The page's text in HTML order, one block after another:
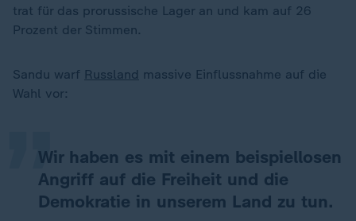
trat für das prorussische Lager an und kam auf 26
Prozent der Stimmen.
Sandu warf Russland massive Einflussnahme auf die
Wahl vor:
Wir haben es mit einem beispiellosen
Angriff auf die Freiheit und die
Demokratie in unserem Land zu tun.
„